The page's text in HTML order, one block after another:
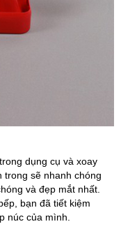
dụng cụ và xoay
trong sẽ nhanh chóng
và đẹp mắt nhất.
bạn đã tiết kiệm
núc của mình.